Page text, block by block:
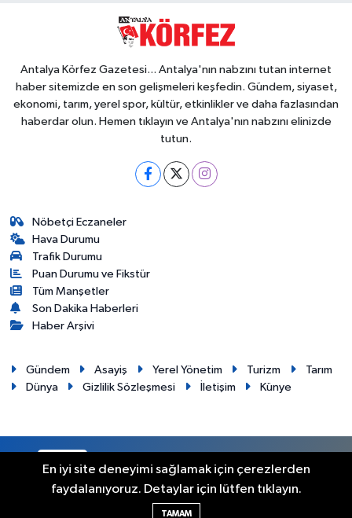
Antalya Körfez Gazetesi... Antalya'nın nabzını tutan internet
haber sitemizde en son gelişmeleri keşfedin. Gündem, siyaset,
ekonomi, tarım, yerel spor, kültür, etkinlikler ve daha fazlasından
haberdar olun. Hemen tıklayın ve Antalya'nın nabzını elinizde
tutun.
Nöbetçi Eczaneler
Hava Durumu
Trafik Durumu
Puan Durumu ve Fikstür
Tüm Manşetler
Son Dakika Haberleri
Haber Arşivi
Gündem Asayiş Yerel Yönetim Turizm
Tarım
Dünya
Gizlilik Sözleşmesi İletişim Künye
Haber Yazılımı:
En iyi site deneyimi sağlamak için çerezlerden
faydalanıyoruz. Detaylar için lütfen tıklayın.
TAMAM